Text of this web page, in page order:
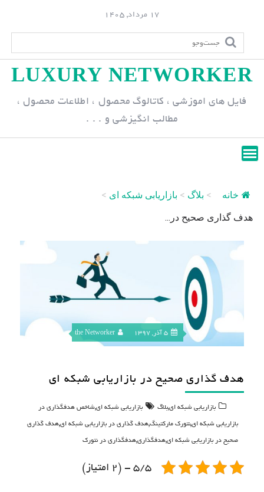
p
n
17 مرداد, 1405
LUXURY NETWORKER
فایل های اموزشی ، کاتالوگ محصول ، اطلاعات محصول ،
مطالب انگیزشی و . . .
خانه > بلاگ > بازاریابی شبکه ای >
هدف گذاری صحیح در...
5 آذر, 1397 the Networker
هدف گذاری صحیح در بازاریابی شبکه ای
بازاریابی شبکه ای,بلاگ بازاریابی شبکه ای,شاخص هدفگذاری در
بازاریابی شبکه ای,نتورک مارکتینگ,هدف گذاری در بازاریابی شبکه ای,هدف گذاری
صحیح در بازاریابی شبکه ای,هدفگذاری,هدفگذاری در نتورک
5/5 - (2 امتیاز)